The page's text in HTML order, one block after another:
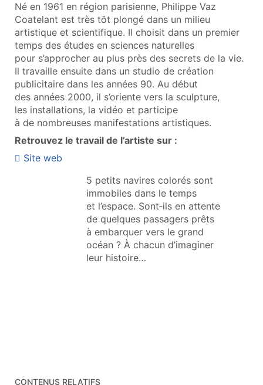
Né en 1961 en région parisienne, Philippe Vaz
Coatelant est très tôt plongé dans un milieu
artistique et scientifique. Il choisit dans un premier
temps des études en sciences naturelles
pour s’approcher au plus près des secrets de la vie.
Il travaille ensuite dans un studio de création
publicitaire dans les années 90. Au début
des années 2000, il s’oriente vers la sculpture,
les installations, la vidéo et participe
à de nombreuses manifestations artistiques.
Retrouvez le travail de l’artiste sur :
Site web
5 petits navires colorés sont
immobiles dans le temps
et l’espace. Sont‑ils en attente
de quelques passagers prêts
à embarquer vers le grand
océan ? À chacun d’imaginer
leur histoire…
CONTENUS RELATIFS